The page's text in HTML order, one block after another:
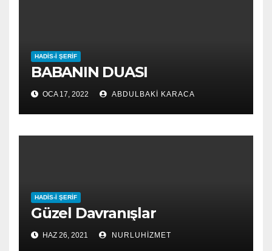
HADIS-I ŞERIF
BABANIN DUASI
OCA 17, 2022 ABDULBAKI KARACA
HADIS-I ŞERIF
Güzel Davranışlar
HAZ 26, 2021 NURLUHIZMET